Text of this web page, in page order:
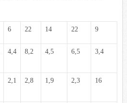
6 22 14 22 9
4,4 8,2 4,5 6,5 3,4
2,1 2,8 1,9 2,3 16